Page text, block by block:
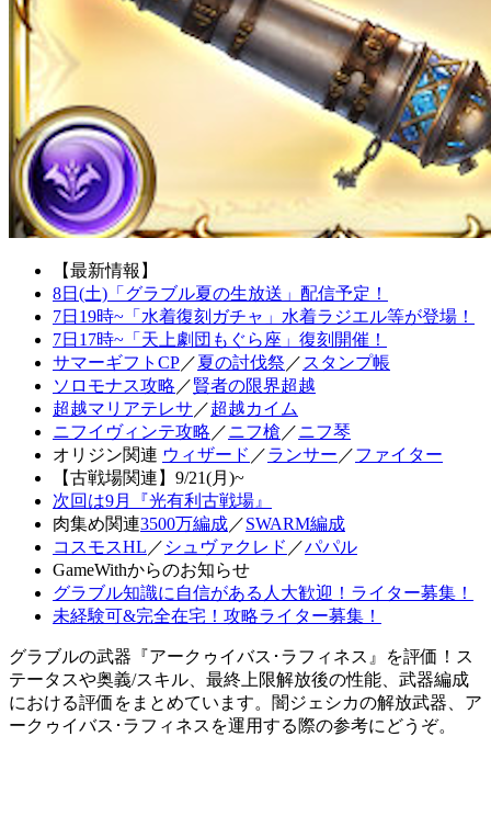
【最新情報】
8日(土)「グラブル夏の生放送」配信予定！
7日19時~「水着復刻ガチャ」水着ラジエル等が登場！
7日17時~「天上劇団もぐら座」復刻開催！
サマーギフトCP／夏の討伐祭 ／ スタンプ帳
ソロモナス攻略 ／賢者の限界超越
超越マリアテレサ ／超越カイム
ニフイヴィンテ攻略 ／ニフ槍 ／ニフ琴
オリジン関連 ウィザード ／ランサー ／ファイター
【古戦場関連】9/21(月)~
次回は9月『光有利古戦場』
肉集め関連3500万編成／SWARM編成
コスモスHL ／ シュヴァクレド ／パパル
GameWithからのお知らせ
グラブル知識に自信がある人大歓迎！ライター募集！
未経験可&完全在宅！攻略ライター募集！
グラブルの武器『アークゥイバス･ラフィネス』を評価！ス
テータスや奥義/スキル、最終上限解放後の性能、武器編成
における評価をまとめています。闇ジェシカの解放武器、ア
ークゥイバス･ラフィネスを運用する際の参考にどうぞ。